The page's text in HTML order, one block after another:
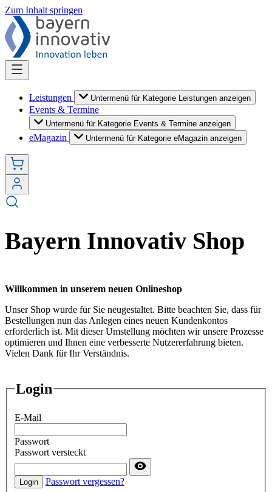
Zum Inhalt springen
Leistungen Untermenü für Kategorie Leistungen anzeigen
Events & Termine
Untermenü für Kategorie Events & Termine anzeigen
eMagazin Untermenü für Kategorie eMagazin anzeigen
Bayern Innovativ Shop
Willkommen in unserem neuen Onlineshop
Unser Shop wurde für Sie neugestaltet. Bitte beachten Sie, dass für
Bestellungen nun das Anlegen eines neuen Kundenkontos
erforderlich ist. Mit dieser Umstellung möchten wir unsere Prozesse
optimieren und Ihnen eine verbesserte Nutzererfahrung bieten.
Vielen Dank für Ihr Verständnis.
Login
E-Mail
Passwort
Passwort versteckt
Login Passwort vergessen?